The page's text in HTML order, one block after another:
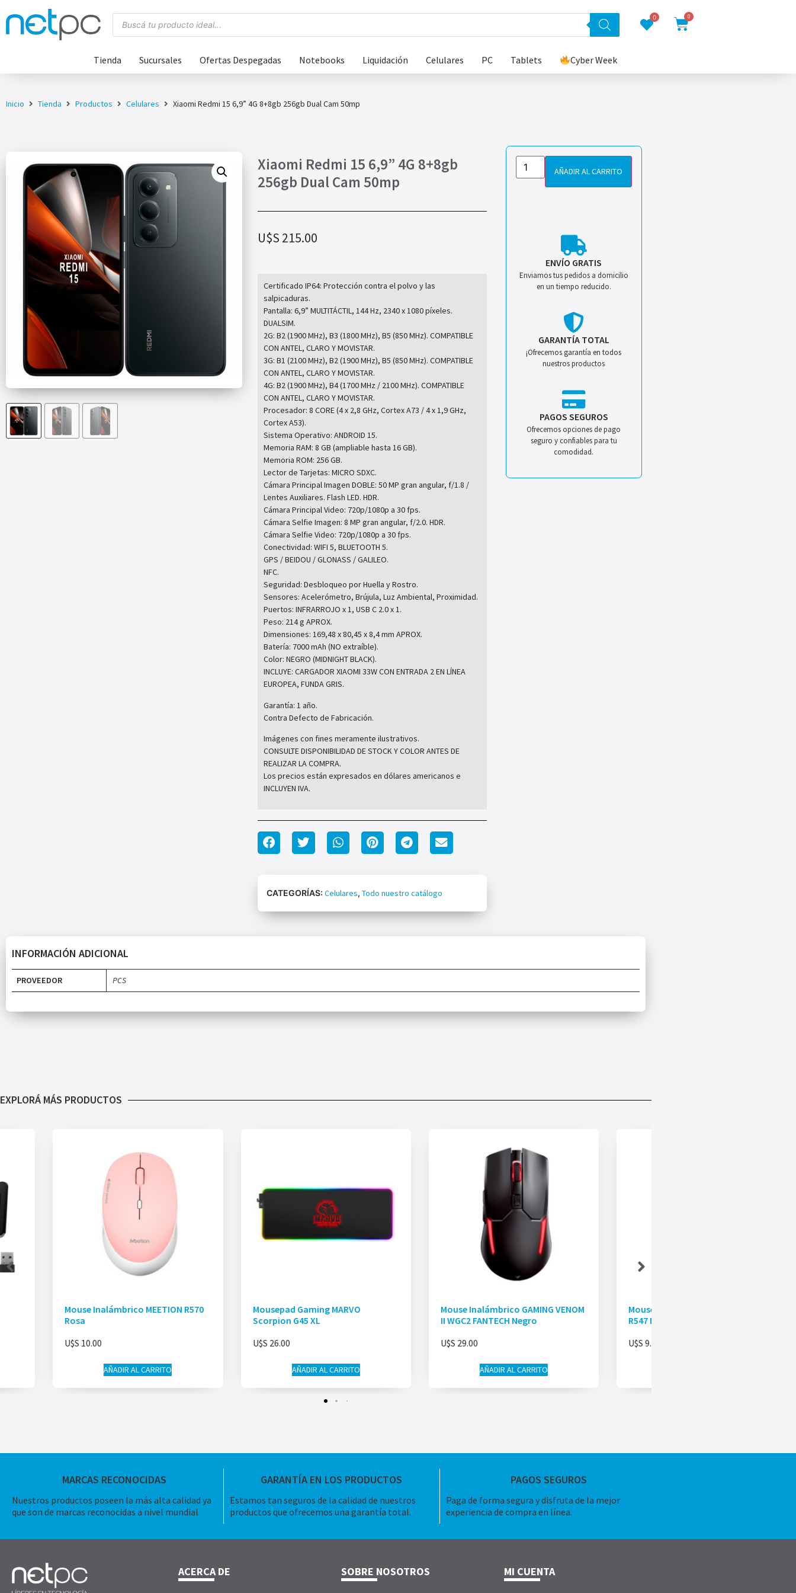
0 0
Tienda Sucursales Ofertas Despegadas Notebooks Liquidación Celulares PC Tablets Cyber Week
Inicio Tienda Productos Celulares Xiaomi Redmi 15 6,9” 4G 8+8gb 256gb Dual Cam 50mp
Xiaomi Redmi 15 6,9” 4G 8+8gb
256gb Dual Cam 50mp
U$S 215.00
Certificado IP64: Protección contra el polvo y las
salpicaduras.
Pantalla: 6,9” MULTITÁCTIL, 144 Hz, 2340 x 1080 píxeles.
DUALSIM.
2G: B2 (1900 MHz), B3 (1800 MHz), B5 (850 MHz). COMPATIBLE
CON ANTEL, CLARO Y MOVISTAR.
3G: B1 (2100 MHz), B2 (1900 MHz), B5 (850 MHz). COMPATIBLE
CON ANTEL, CLARO Y MOVISTAR.
4G: B2 (1900 MHz), B4 (1700 MHz / 2100 MHz). COMPATIBLE
CON ANTEL, CLARO Y MOVISTAR.
Procesador: 8 CORE (4 x 2,8 GHz, Cortex A73 / 4 x 1,9 GHz,
Cortex A53).
Sistema Operativo: ANDROID 15.
Memoria RAM: 8 GB (ampliable hasta 16 GB).
Memoria ROM: 256 GB.
Lector de Tarjetas: MICRO SDXC.
Cámara Principal Imagen DOBLE: 50 MP gran angular, f/1.8 /
Lentes Auxiliares. Flash LED. HDR.
Cámara Principal Video: 720p/1080p a 30 fps.
Cámara Selfie Imagen: 8 MP gran angular, f/2.0. HDR.
Cámara Selfie Video: 720p/1080p a 30 fps.
Conectividad: WIFI 5, BLUETOOTH 5.
GPS / BEIDOU / GLONASS / GALILEO.
NFC.
Seguridad: Desbloqueo por Huella y Rostro.
Sensores: Acelerómetro, Brújula, Luz Ambiental, Proximidad.
Puertos: INFRARROJO x 1, USB C 2.0 x 1.
Peso: 214 g APROX.
Dimensiones: 169,48 x 80,45 x 8,4 mm APROX.
Batería: 7000 mAh (NO extraíble).
Color: NEGRO (MIDNIGHT BLACK).
INCLUYE: CARGADOR XIAOMI 33W CON ENTRADA 2 EN LÍNEA
EUROPEA, FUNDA GRIS.
Garantía: 1 año.
Contra Defecto de Fabricación.
Imágenes con fines meramente ilustrativos.
CONSULTE DISPONIBILIDAD DE STOCK Y COLOR ANTES DE
REALIZAR LA COMPRA.
Los precios están expresados en dólares americanos e
INCLUYEN IVA.
CATEGORÍAS: Celulares, Todo nuestro catálogo
AÑADIR AL CARRITO
ENVÍO GRATIS
Enviamos tus pedidos a domicilio
en un tiempo reducido.
GARANTÍA TOTAL
¡Ofrecemos garantía en todos
nuestros productos
PAGOS SEGUROS
Ofrecemos opciones de pago
seguro y confiables para tu
comodidad.
INFORMACIÓN ADICIONAL
PROVEEDOR PCS
EXPLORÁ MÁS PRODUCTOS
Mouse Inalámbrico MEETION R570
Rosa
U$S 10.00
AÑADIR AL CARRITO
Mousepad Gaming MARVO
Scorpion G45 XL
U$S 26.00
AÑADIR AL CARRITO
Mouse Inalámbrico GAMING VENOM
II WGC2 FANTECH Negro
U$S 29.00
AÑADIR AL CARRITO
Mouse MEETION Inalámbrico MT-
R547 Negro
U$S 9.00
MARCAS RECONOCIDAS
Nuestros productos poseen la más alta calidad ya
que son de marcas reconocidas a nivel mundial
GARANTÍA EN LOS PRODUCTOS
Estamos tan seguros de la calidad de nuestros
productos que ofrecemos una garantía total.
PAGOS SEGUROS
Paga de forma segura y disfruta de la mejor
experiencia de compra en línea.
ACERCA DE SOBRE NOSOTROS MI CUENTA